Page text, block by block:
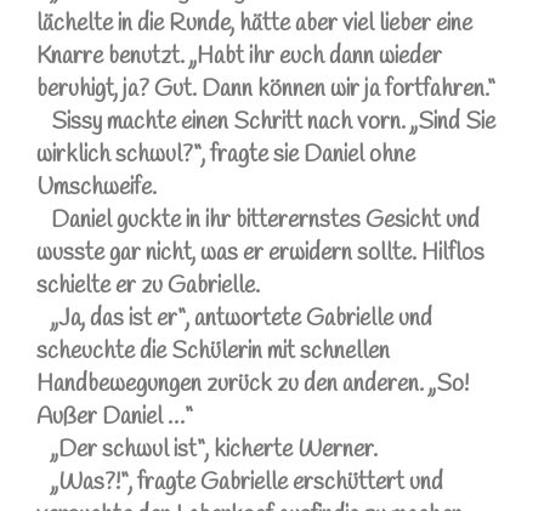
lächelte in die Runde, hätte aber viel lieber eine
Knarre benutzt. „Habt ihr euch dann wieder
beruhigt, ja? Gut. Dann können wir ja fortfahren.“
Sissy machte einen Schritt nach vorn. „Sind Sie
wirklich schwul?“, fragte sie Daniel ohne
Umschweife.
Daniel guckte in ihr bitterernstes Gesicht und
wusste gar nicht, was er erwidern sollte. Hilflos
schielte er zu Gabrielle.
„Ja, das ist er“, antwortete Gabrielle und
scheuchte die Schülerin mit schnellen
Handbewegungen zurück zu den anderen. „So!
Außer Daniel …“
„Der schwul ist“, kicherte Werner.
„Was?!“, fragte Gabrielle erschüttert und